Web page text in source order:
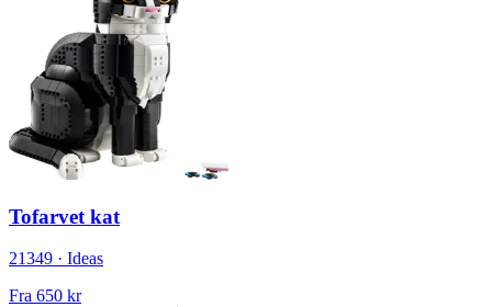
Tofarvet kat
21349 · Ideas
Fra 650 kr